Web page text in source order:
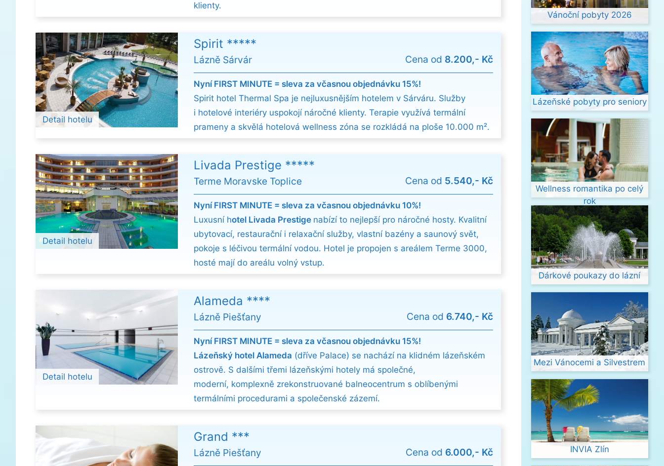
klienty.
Spirit *****
Lázně Sárvár
Nyní FIRST MINUTE = sleva za včasnou objednávku 15%!
Spirit hotel Thermal Spa je nejluxusnějším hotelem v Sárváru. Služby
i hotelové interiéry uspokojí náročné klienty. Terapie využívá termální
prameny a skvělá hotelová wellness zóna se rozkládá na ploše 10.000 m².
Cena od 8.200,- Kč
Detail hotelu
Livada Prestige *****
Terme Moravske Toplice
Nyní FIRST MINUTE = sleva za včasnou objednávku 10%!
Luxusní hotel Livada Prestige nabízí to nejlepší pro náročné hosty. Kvalitní
ubytovací, restaurační i relaxační služby, vlastní bazény a saunový svět,
pokoje s léčivou termální vodou. Hotel je propojen s areálem Terme 3000,
hosté mají do areálu volný vstup.
Cena od 5.540,- Kč
Detail hotelu
Alameda ****
Lázně Piešťany
Nyní FIRST MINUTE = sleva za včasnou objednávku 15%!
Lázeňský hotel Alameda (dříve Palace) se nachází na klidném lázeňském
ostrově. S dalšími třemi lázeňskými hotely má společné,
moderní, komplexně zrekonstruované balneocentrum s oblíbenými
termálními procedurami a společenské zázemí.
Cena od 6.740,- Kč
Detail hotelu
Grand ***
Lázně Piešťany Cena od 6.000,- Kč
Vánoční pobyty 2026
Lázeňské pobyty pro seniory
Wellness romantika po celý
rok
Dárkové poukazy do lázní
Mezi Vánocemi a Silvestrem
INVIA Zlín